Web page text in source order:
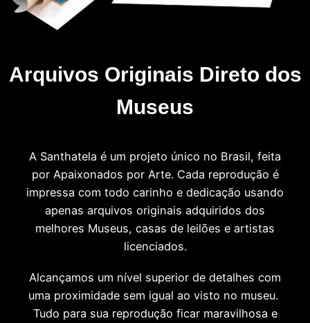
Arquivos Originais Direto dos
Museus
A Santhatela é um projeto único no Brasil, feita
por Apaixonados por Arte. Cada reprodução é
impressa com todo carinho e dedicação usando
apenas arquivos originais adquiridos dos
melhores Museus, casas de leilões e artistas
licenciados.
Alcançamos um nível superior de detalhes com
uma proximidade sem igual ao visto no museu.
Tudo para sua reprodução ficar maravilhosa e